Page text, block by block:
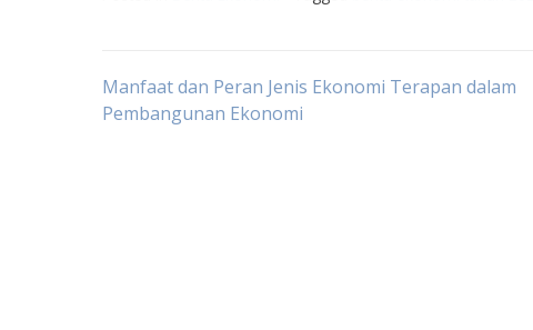
Post
Manfaat dan Peran Jenis Ekonomi Terapan dalam
Pembangunan Ekonomi